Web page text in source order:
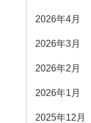
2026年4月
2026年3月
2026年2月
2026年1月
2025年12月